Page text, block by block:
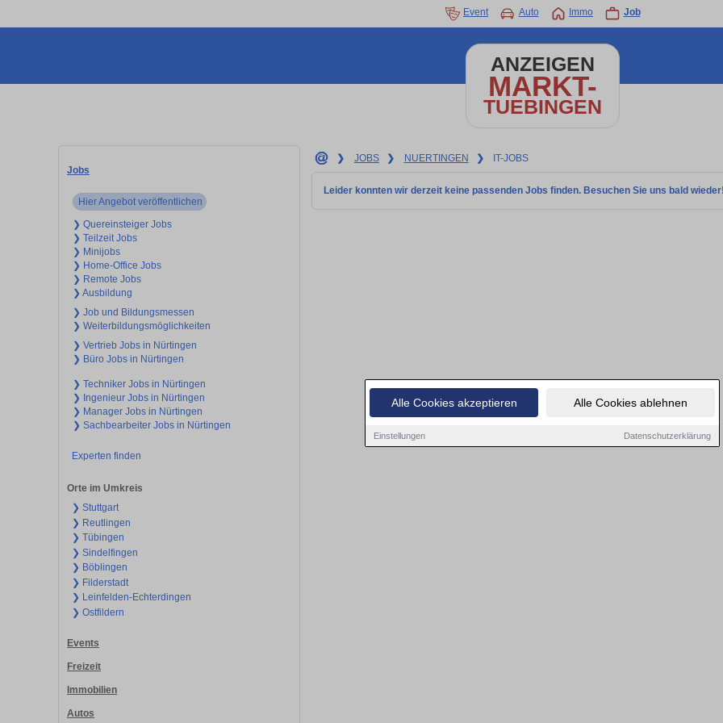
Alle Cookies akzeptieren Alle Cookies ablehnen
Einstellungen Datenschutzerklärung
Event Auto Immo Job
ANZEIGEN
MARKT-
TUEBINGEN
Jobs
Hier Angebot veröffentlichen
❯ Quereinsteiger Jobs
❯ Teilzeit Jobs
❯ Minijobs
❯ Home-Office Jobs
❯ Remote Jobs
❯ Ausbildung
❯ Job und Bildungsmessen
❯ Weiterbildungsmöglichkeiten
❯ Vertrieb Jobs in Nürtingen
❯ Büro Jobs in Nürtingen
❯ Techniker Jobs in Nürtingen
❯ Ingenieur Jobs in Nürtingen
❯ Manager Jobs in Nürtingen
❯ Sachbearbeiter Jobs in Nürtingen
Experten finden
Orte im Umkreis
❯ Stuttgart
❯ Reutlingen
❯ Tübingen
❯ Sindelfingen
❯ Böblingen
❯ Filderstadt
❯ Leinfelden-Echterdingen
❯ Ostfildern
Events
Freizeit
Immobilien
Autos
❯ JOBS ❯ NUERTINGEN ❯ IT-JOBS
Leider konnten wir derzeit keine passenden Jobs finden. Besuchen Sie uns bald